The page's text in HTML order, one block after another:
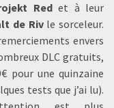
Redet à leur
de Rivle sorceleur.
envers
DLC gratuits,
pour une quinzaine
tests que j’ai lu).